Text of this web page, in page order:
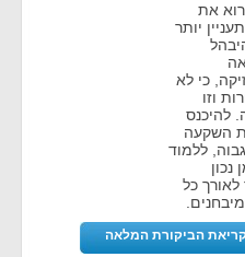
את
יותר
כי לא
וזו
להיכנס
השקעה
ללמוד
לאורך כל
הביקורת המלאה